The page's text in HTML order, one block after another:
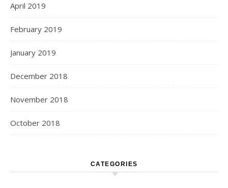
April 2019
February 2019
January 2019
December 2018
November 2018
October 2018
CATEGORIES